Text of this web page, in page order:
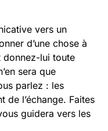
vers un
d’une chose à
donnez-lui toute
sera que
parlez : les
de l’échange. Faites
guidera vers les